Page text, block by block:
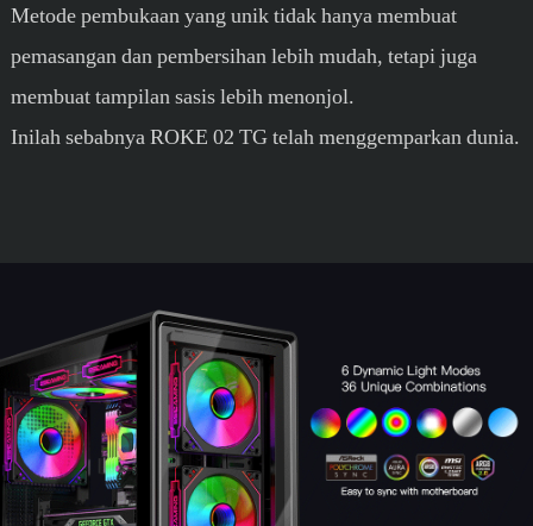
Metode pembukaan yang unik tidak hanya membuat
pemasangan dan pembersihan lebih mudah, tetapi juga
membuat tampilan sasis lebih menonjol.
Inilah sebabnya ROKE 02 TG telah menggemparkan dunia.